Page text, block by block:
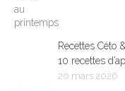
Recettes Céto
10 recettes
20 mars 2026